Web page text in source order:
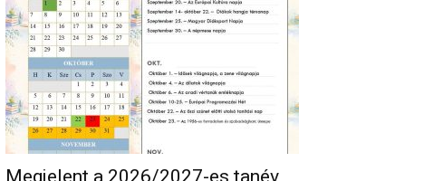
Megjelent a 2026/2027-es tanév